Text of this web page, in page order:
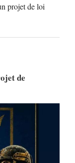
projet de loi
de